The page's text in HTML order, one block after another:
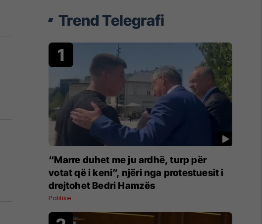
Trend Telegrafi
“Marre duhet me ju ardhë, turp për
votat që i keni”, njëri nga protestuesit i
drejtohet Bedri Hamzës
Politikë